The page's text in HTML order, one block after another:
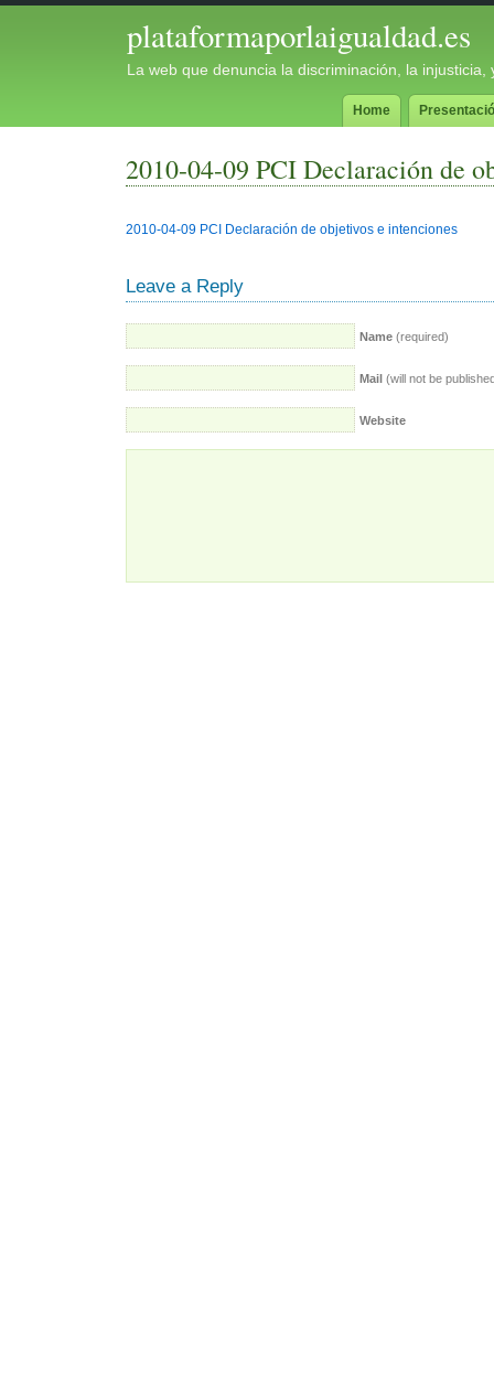
plataformaporlaigualdad.es
La web que denuncia la discriminación, la
Home
2010-04-09 PCI Declaración de
2010-04-09 PCI Declaración de objetivos e intenciones
Leave a Reply
Name (required)
Mail (will not be
Website